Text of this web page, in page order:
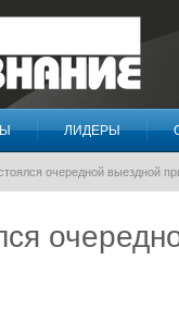
ЛИДЕРЫ
очередной выездной